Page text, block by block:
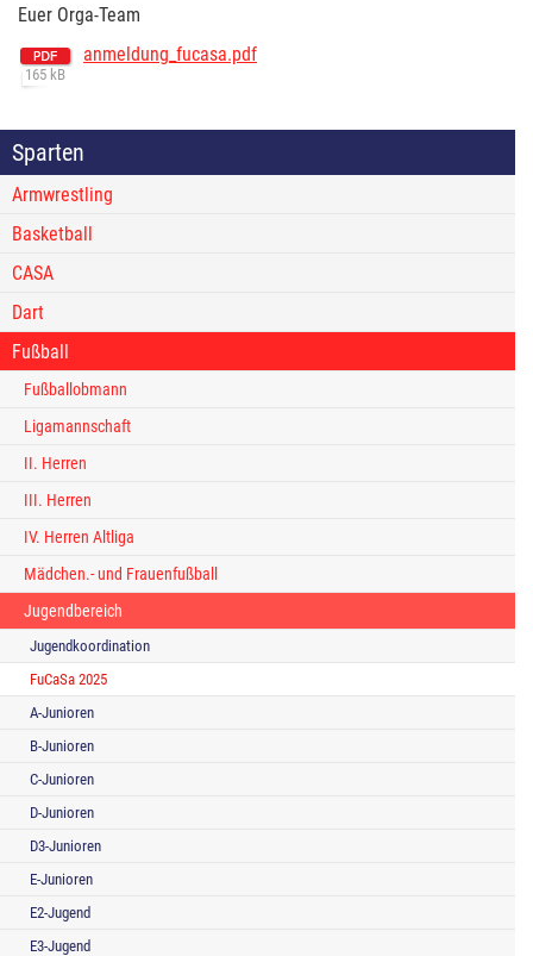
Euer Orga-Team
165 kB
anmeldung_fucasa.pdf
Sparten
Armwrestling
Basketball
CASA
Dart
Fußball
Fußballobmann
Ligamannschaft
II. Herren
III. Herren
IV. Herren Altliga
Mädchen.- und Frauenfußball
Jugendbereich
Jugendkoordination
FuCaSa 2025
A-Junioren
B-Junioren
C-Junioren
D-Junioren
D3-Junioren
E-Junioren
E2-Jugend
E3-Jugend